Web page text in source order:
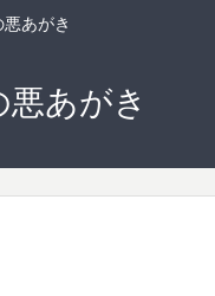
あがき
悪あがき